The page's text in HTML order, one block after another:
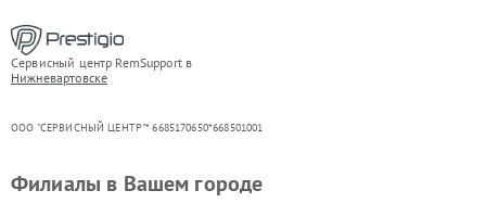
Сервисный центр RemSupport в
Нижневартовске
ООО "СЕРВИСНЫЙ ЦЕНТР"* 6685170650*668501001
Филиалы в Вашем городе